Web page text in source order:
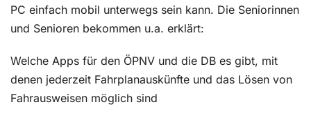
PC einfach mobil unterwegs sein kann. Die Seniorinnen
und Senioren bekommen u.a. erklärt:
Welche Apps für den ÖPNV und die DB es gibt, mit
denen jederzeit Fahrplanauskünfte und das Lösen von
Fahrausweisen möglich sind